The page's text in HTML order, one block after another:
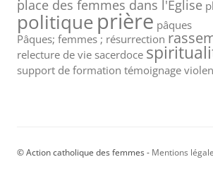
place des femmes dans l'Eglise
politique prière pâques
Pâques; femmes ; résurrection
relecture de vie sacerdoce
support de formation témoignage
© Action catholique des femmes - Mentions